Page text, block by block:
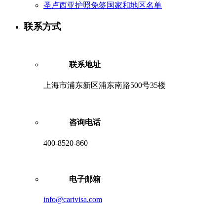
圣卢西亚护照免签国家和地区名单
联系方式
联系地址
上海市浦东新区浦东南路500号35楼
咨询电话
400-8520-860
电子邮箱
info@carivisa.com